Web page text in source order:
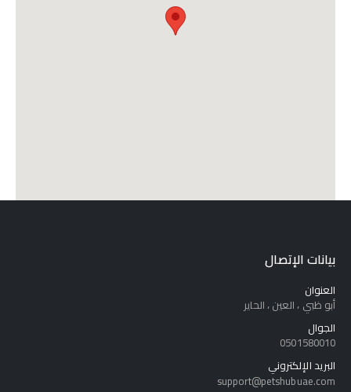
بيانات الإتصال
العنوان
أبو ظبي ، العين ، الحاير
الجوال
0501580010
البريد الإلكتروني
support@petshubuae.com